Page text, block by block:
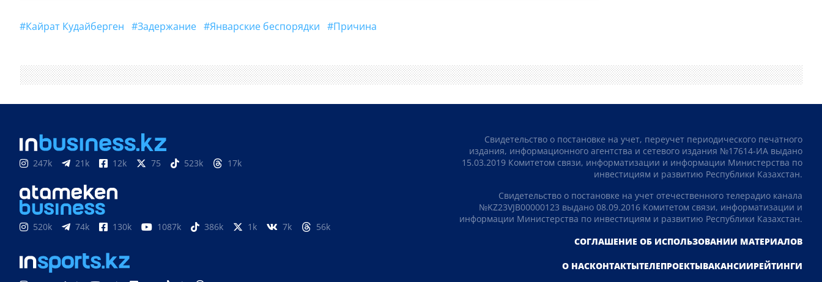
#Кайрат Кудайберген #задержание #январские беспорядки #Причина
247k 21k 12k 75 523k 17k
520k 74k 130k 1087k 386k 1k 7k 56k
Свидетельство о постановке на учет, переучет периодического печатного
издания, информационного агентства и сетевого издания №17614-ИА выдано
15.03.2019 Комитетом связи, информатизации и информации Министерства по
инвестициям и развитию Республики Казахстан.
Свидетельство о постановке на учет отечественного телерадио канала
№KZ23VJB00000123 выдано 08.09.2016 Комитетом связи, информатизации и
информации Министерства по инвестициям и развитию Республики Казахстан.
СОГЛАШЕНИЕ ОБ ИСПОЛЬЗОВАНИИ МАТЕРИАЛОВ
О НАСКОНТАКТЫТЕЛЕПРОЕКТЫВАКАНСИИРЕЙТИНГИ